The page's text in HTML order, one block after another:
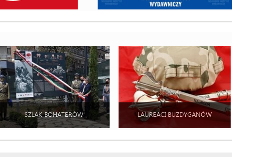
SZLAK BOHATERÓW LAUREACI BUZDYGANÓW